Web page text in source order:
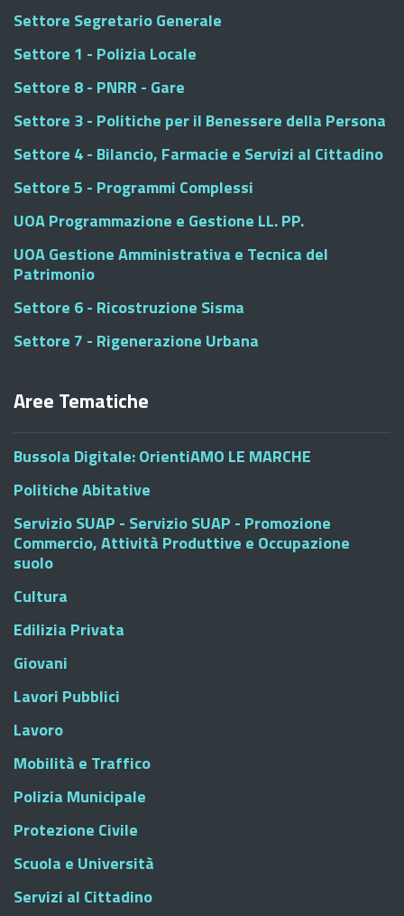
Settore Segretario Generale
Settore 1 - Polizia Locale
Settore 8 - PNRR - Gare
Settore 3 - Politiche per il Benessere della Persona
Settore 4 - Bilancio, Farmacie e Servizi al Cittadino
Settore 5 - Programmi Complessi
UOA Programmazione e Gestione LL. PP.
UOA Gestione Amministrativa e Tecnica del
Patrimonio
Settore 6 - Ricostruzione Sisma
Settore 7 - Rigenerazione Urbana
Aree Tematiche
Bussola Digitale: OrientiAMO LE MARCHE
Politiche Abitative
Servizio SUAP - Servizio SUAP - Promozione
Commercio, Attività Produttive e Occupazione
suolo
Cultura
Edilizia Privata
Giovani
Lavori Pubblici
Lavoro
Mobilità e Traffico
Polizia Municipale
Protezione Civile
Scuola e Università
Servizi al Cittadino